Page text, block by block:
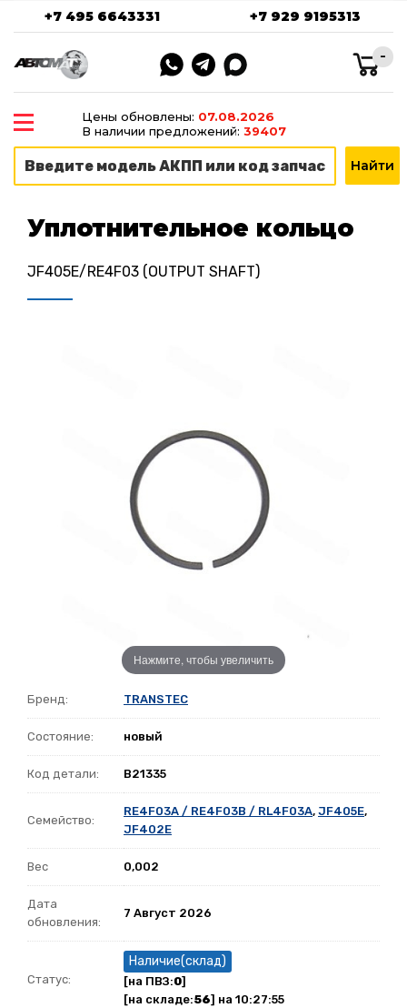
+7 495 6643331 +7 929 9195313
-
Цены обновлены: 07.08.2026
В наличии предложений: 39407
Уплотнительное кольцо
JF405E/RE4F03 (OUTPUT SHAFT)
Нажмите, чтобы увеличить
Бренд: TRANSTEC
Состояние: новый
Код детали: B21335
Семейство:
RE4F03A / RE4F03B / RL4F03A, JF405E,
JF402E
Вес 0,002
Дата
обновления:
7 Август 2026
Статус:
Наличие(склад)
[на ПВЗ:0]
[на складе:56] на 10:27:55